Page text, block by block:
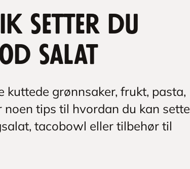
setter du
salat
grønnsaker, frukt, pasta,
tips til hvordan du kan sette
tacobowl eller tilbehør til